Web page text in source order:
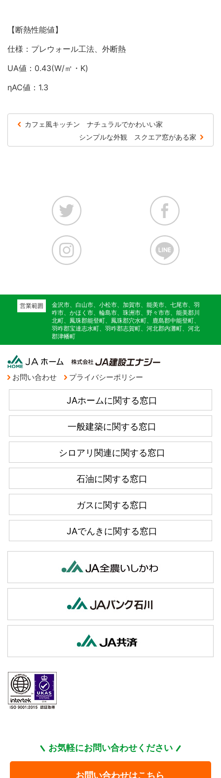
【断熱性能値】
仕様：プレウォール工法、外断熱
UA値：0.43(W/㎡・K)
ηAC値：1.3
カフェ風キッチン ナチュラルでかわいい家
シンプルな外観 スクエア窓がある家
お気軽にお問い合わせください
お問い合わせはこちら
営業範囲
金沢市、白山市、小松市、加賀市、能美市、七尾市、羽
咋市、かほく市、輪島市、珠洲市、野々市市、能美郡川
北町、鳳珠郡能登町、鳳珠郡穴水町、鹿島郡中能登町、
羽咋郡宝達志水町、羽咋郡志賀町、河北郡内灘町、河北
郡津幡町
お問い合わせ プライバシーポリシー
JAホームに関する窓口
一般建築に関する窓口
シロアリ関連に関する窓口
石油に関する窓口
ガスに関する窓口
JAでんきに関する窓口